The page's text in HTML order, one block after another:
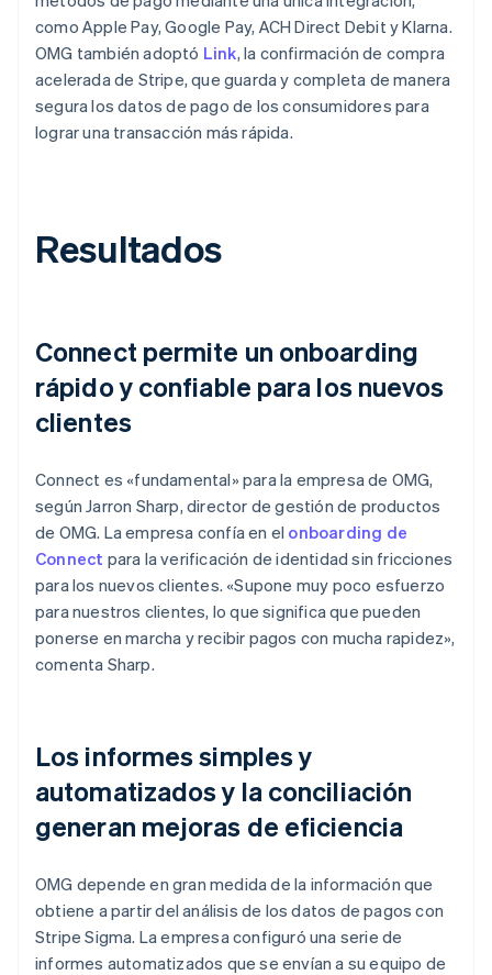
como Apple Pay, Google Pay, ACH Direct Debit y Klarna.
OMG también adoptó Link, la confirmación de compra
acelerada de Stripe, que guarda y completa de manera
segura los datos de pago de los consumidores para
lograr una transacción más rápida.
Resultados
Connect permite un onboarding
rápido y confiable para los nuevos
clientes
Connect es «fundamental» para la empresa de OMG,
según Jarron Sharp, director de gestión de productos
de OMG. La empresa confía en el onboarding de
Connect para la verificación de identidad sin fricciones
para los nuevos clientes. «Supone muy poco esfuerzo
para nuestros clientes, lo que significa que pueden
ponerse en marcha y recibir pagos con mucha rapidez»,
comenta Sharp.
Los informes simples y
automatizados y la conciliación
generan mejoras de eficiencia
OMG depende en gran medida de la información que
obtiene a partir del análisis de los datos de pagos con
Stripe Sigma. La empresa configuró una serie de
informes automatizados que se envían a su equipo de